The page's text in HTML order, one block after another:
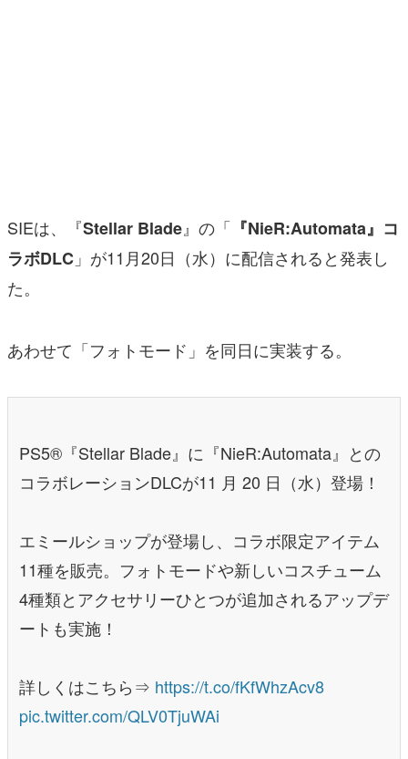
その他
SIEは、『Stellar Blade』の「 『NieR:Automata』コ
ラボDLC 」が11月20日（水）に配信されると発表し
た。
あわせて「フォトモード」を同日に実装する。
PS5®『Stellar Blade』に『NieR:Automata』との
コラボレーションDLCが11 月 20 日（水）登場！
エミールショップが登場し、コラボ限定アイテム
11種を販売。フォトモードや新しいコスチューム
4種類とアクセサリーひとつが追加されるアップデ
ートも実施！
詳しくはこちら⇒ https://t.co/fKfWhzAcv8
pic.twitter.com/QLV0TjuWAi